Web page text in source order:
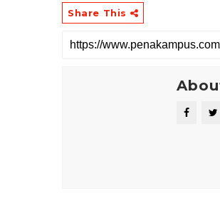
Share This